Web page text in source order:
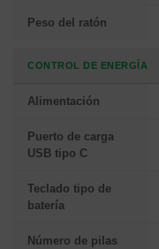
Peso del ratón
CONTROL DE ENERGÍA
Alimentación
Puerto de carga
USB tipo C
Teclado tipo de
batería
Número de pilas